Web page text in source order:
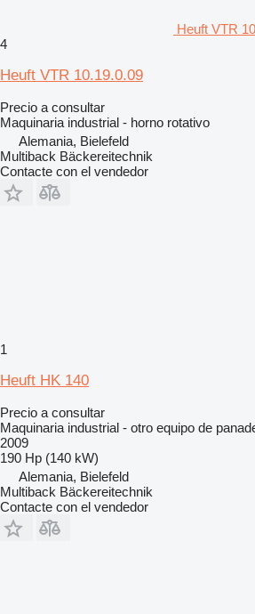
Heuft VTR
4
Heuft VTR 10.19.0.09
Precio a consultar
Maquinaria industrial - horno rotativo
Alemania, Bielefeld
Multiback Bäckereitechnik
Contacte con el vendedor
1
Heuft HK 140
Precio a consultar
Maquinaria industrial - otro equipo de
2009
190 Hp (140 kW)
Alemania, Bielefeld
Multiback Bäckereitechnik
Contacte con el vendedor